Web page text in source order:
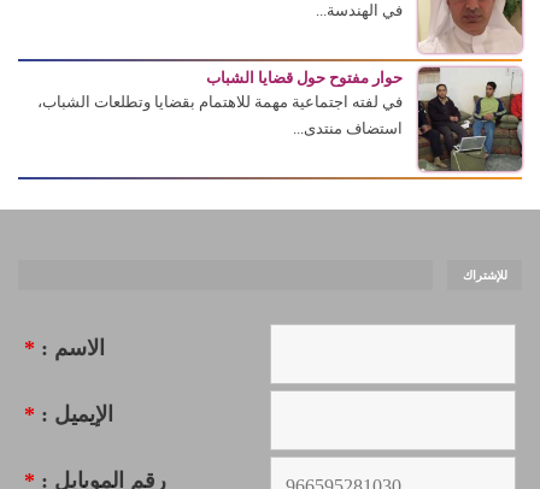
في الهندسة...
حوار مفتوح حول قضايا الشباب
في لفته اجتماعية مهمة للاهتمام بقضايا وتطلعات الشباب،
استضاف منتدى...
للإشتراك
الاسم : *
الإيميل : *
رقم الموبايل : *